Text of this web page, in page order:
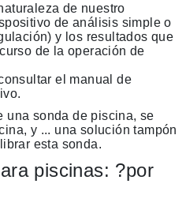
de nuestro
de análisis simple o
y los resultados que
de la operación de
el manual de
una sonda de piscina, se
y ... una solución tampón
esta sonda.
piscinas: ?por